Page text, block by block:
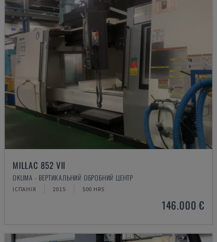
MILLAC 852 VII
OKUMA - ВЕРТИКАЛЬНИЙ ОБРОБНИЙ ЦЕНТР
ІСПАНІЯ 2015 500 HRS
146.000 €